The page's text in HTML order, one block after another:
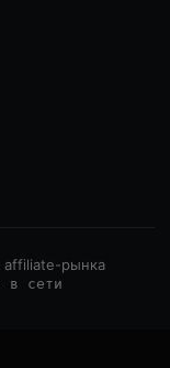
affiliate-рынка
в сети